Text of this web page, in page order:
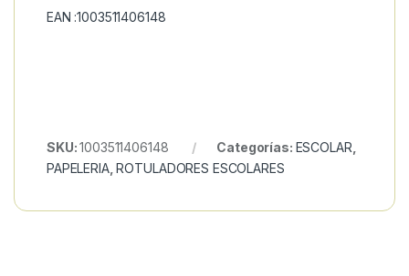
EAN :1003511406148
SKU:1003511406148 Categorías: ESCOLAR
PAPELERIA,ROTULADORES ESCOLARES